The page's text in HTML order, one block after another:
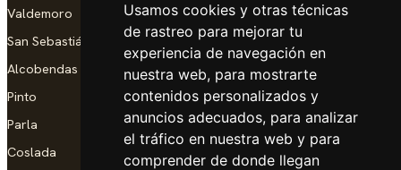
Usamos cookies y otras técnicas
de rastreo para mejorar tu
experiencia de navegación en
nuestra web, para mostrarte
contenidos personalizados y
anuncios adecuados, para analizar
el tráfico en nuestra web y para
comprender de donde llegan
Valdemoro
San Sebastián de los Reyes
Alcobendas
Pinto
Parla
Coslada